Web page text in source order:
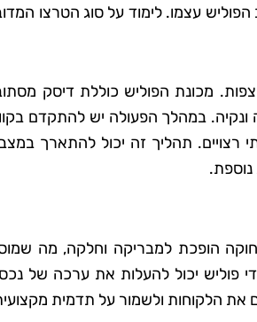
עצמו. לימוד על סוג הטרצו
מכונת הפוליש כוללת דיסק
במהלך הפעולה יש להתקדם
רצויים. תהליך זה יכול להתארך
הופכת למבריקה וחלקה, מה
פוליש יכול להעלות את ערכה של
את הלקוחות ולשמור על תדמית